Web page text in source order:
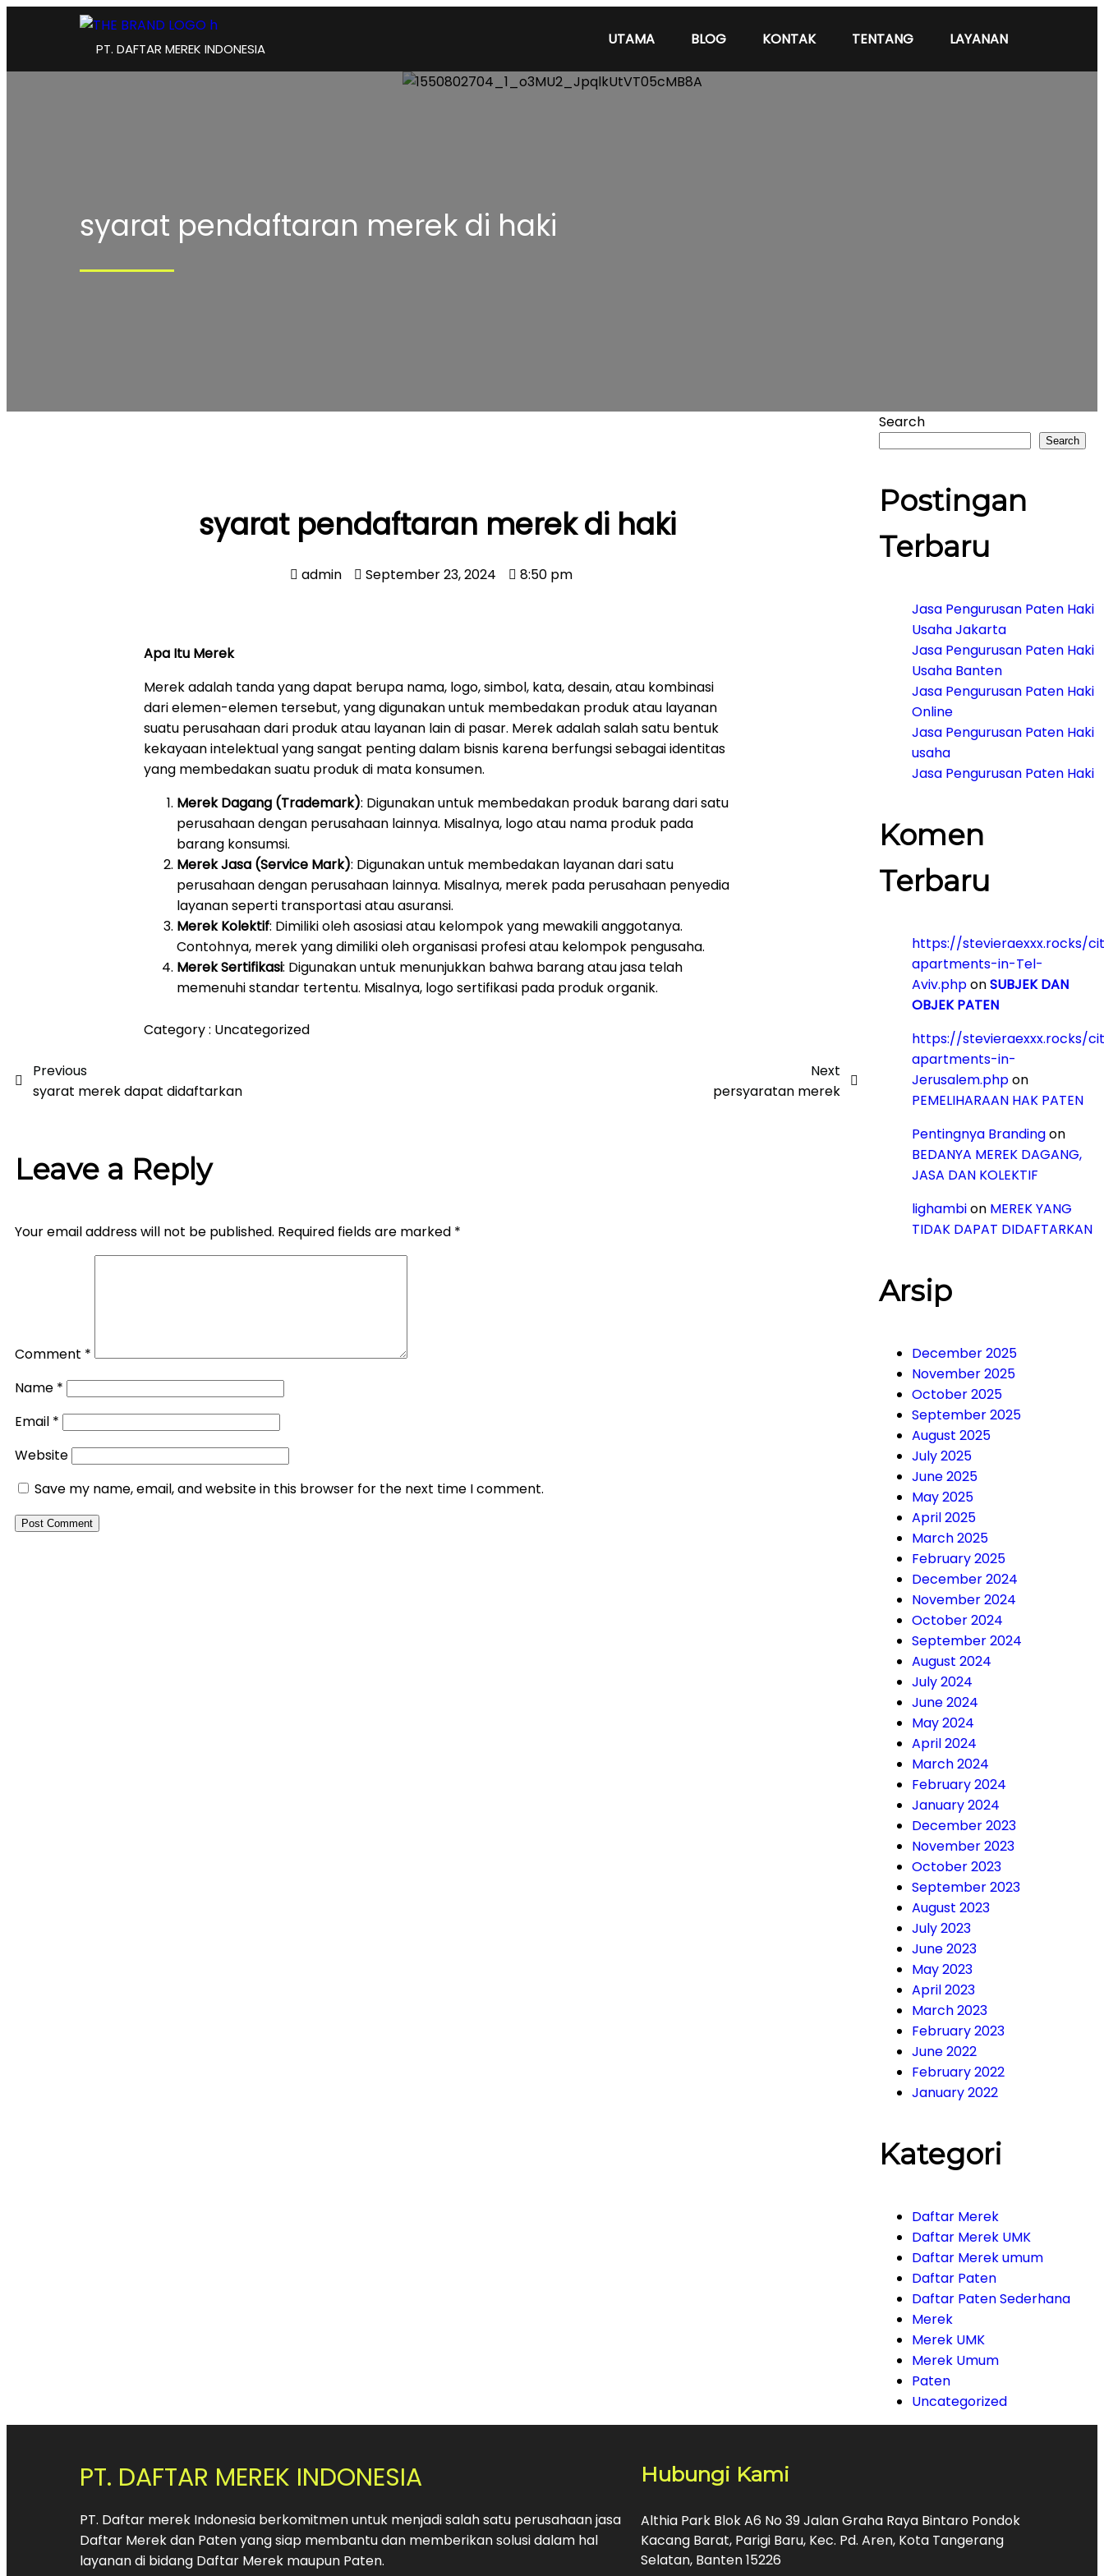
PT. DAFTAR MEREK INDONESIA
UTAMA BLOG KONTAK TENTANG LAYANAN
syarat pendaftaran merek di haki
syarat pendaftaran merek di haki
admin September 23, 2024 8:50 pm
Apa Itu Merek
Merek adalah tanda yang dapat berupa nama, logo, simbol, kata, desain, atau kombinasi
dari elemen-elemen tersebut, yang digunakan untuk membedakan produk atau layanan
suatu perusahaan dari produk atau layanan lain di pasar. Merek adalah salah satu bentuk
kekayaan intelektual yang sangat penting dalam bisnis karena berfungsi sebagai identitas
yang membedakan suatu produk di mata konsumen.
Merek Dagang (Trademark): Digunakan untuk membedakan produk barang dari satu
perusahaan dengan perusahaan lainnya. Misalnya, logo atau nama produk pada
barang konsumsi.
Merek Jasa (Service Mark): Digunakan untuk membedakan layanan dari satu
perusahaan dengan perusahaan lainnya. Misalnya, merek pada perusahaan penyedia
layanan seperti transportasi atau asuransi.
Merek Kolektif: Dimiliki oleh asosiasi atau kelompok yang mewakili anggotanya.
Contohnya, merek yang dimiliki oleh organisasi profesi atau kelompok pengusaha.
Merek Sertifikasi: Digunakan untuk menunjukkan bahwa barang atau jasa telah
memenuhi standar tertentu. Misalnya, logo sertifikasi pada produk organik.
Category : Uncategorized
Previous
syarat merek dapat didaftarkan
Next
persyaratan merek
Leave a Reply
Your email address will not be published. Required fields are marked *
Comment *
Name *
Email *
Website
Save my name, email, and website in this browser for the next time I comment.
Search
Search
Postingan
Terbaru
Jasa Pengurusan Paten Haki
Usaha Jakarta
Jasa Pengurusan Paten Haki
Usaha Banten
Jasa Pengurusan Paten Haki
Online
Jasa Pengurusan Paten Haki
usaha
Jasa Pengurusan Paten Haki
Komen
Terbaru
https://stevieraexxx.rocks/
apartments-in-Tel-
Aviv.phponSUBJEK DAN
OBJEK PATEN
https://stevieraexxx.rocks/
apartments-in-
Jerusalem.phpon
PEMELIHARAAN HAK PATEN
Pentingnya Brandingon
BEDANYA MEREK DAGANG,
JASA DAN KOLEKTIF
lighambion MEREK YANG
TIDAK DAPAT DIDAFTARKAN
Arsip
December 2025
November 2025
October 2025
September 2025
August 2025
July 2025
June 2025
May 2025
April 2025
March 2025
February 2025
December 2024
November 2024
October 2024
September 2024
August 2024
July 2024
June 2024
May 2024
April 2024
March 2024
February 2024
January 2024
December 2023
November 2023
October 2023
September 2023
August 2023
July 2023
June 2023
May 2023
April 2023
March 2023
February 2023
June 2022
February 2022
January 2022
Kategori
Daftar Merek
Daftar Merek UMK
Daftar Merek umum
Daftar Paten
Daftar Paten Sederhana
Merek
Merek UMK
Merek Umum
Paten
Uncategorized
PT. DAFTAR MEREK INDONESIA
PT. Daftar merek Indonesia berkomitmen untuk menjadi salah satu perusahaan jasa
Daftar Merek dan Paten yang siap membantu dan memberikan solusi dalam hal
layanan di bidang Daftar Merek maupun Paten.
Hubungi Kami
Althia Park Blok A6 No 39 Jalan Graha Raya Bintaro Pondok
Kacang Barat, Parigi Baru, Kec. Pd. Aren, Kota Tangerang
Selatan, Banten 15226